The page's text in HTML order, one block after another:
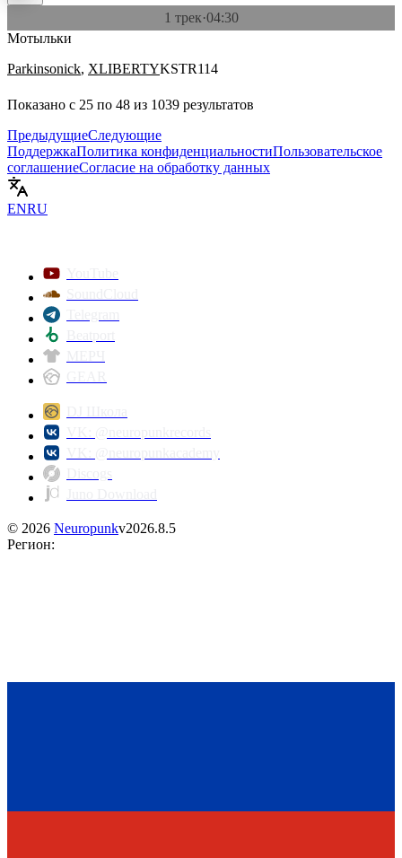
1 трек·04:30
Мотыльки
Parkinsonick, XLIBERTYKSTR114
Показано с 25 по 48 из 1039 результатов
ПредыдущиеСледующие
ПоддержкаПолитика конфиденциальностиПользовательское
соглашениеСогласие на обработку данных
ENRU
© 2026 Neuropunkv2026.8.5
Регион: